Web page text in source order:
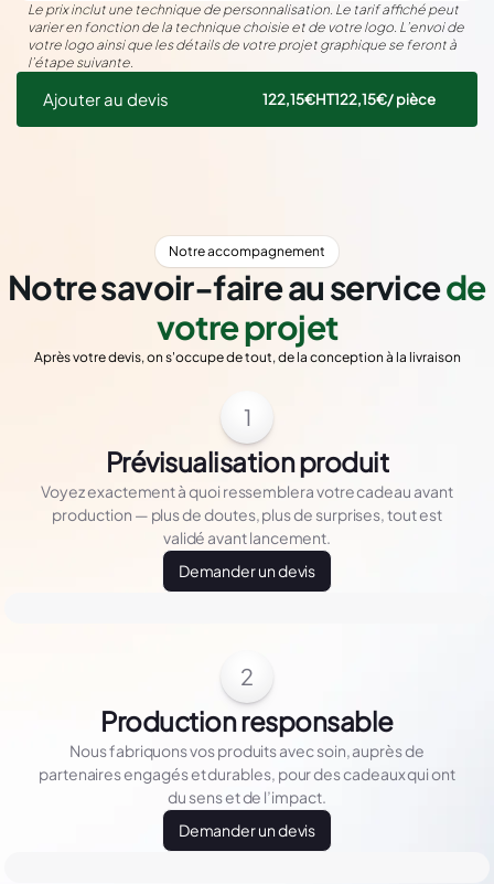
Le prix inclut une technique de personnalisation. Le tarif affiché peut
varier en fonction de la technique choisie et de votre logo. L’envoi de
votre logo ainsi que les détails de votre projet graphique se feront à
l’étape suivante.
Ajouter au devis 122,15€HT122,15€/ pièce
Notre accompagnement
Notre savoir-faire au servicede
votre projet
Après votre devis, on s'occupe de tout, de la conception à la livraison
1
Prévisualisation produit
Voyez exactement à quoi ressemblera votre cadeau avant
production — plus de doutes, plus de surprises, tout est
validé avant lancement.
Demander un devis
2
Production responsable
Nous fabriquons vos produits avec soin, auprès de
partenaires engagés et durables, pour des cadeaux qui ont
du sens et de l’impact.
Demander un devis